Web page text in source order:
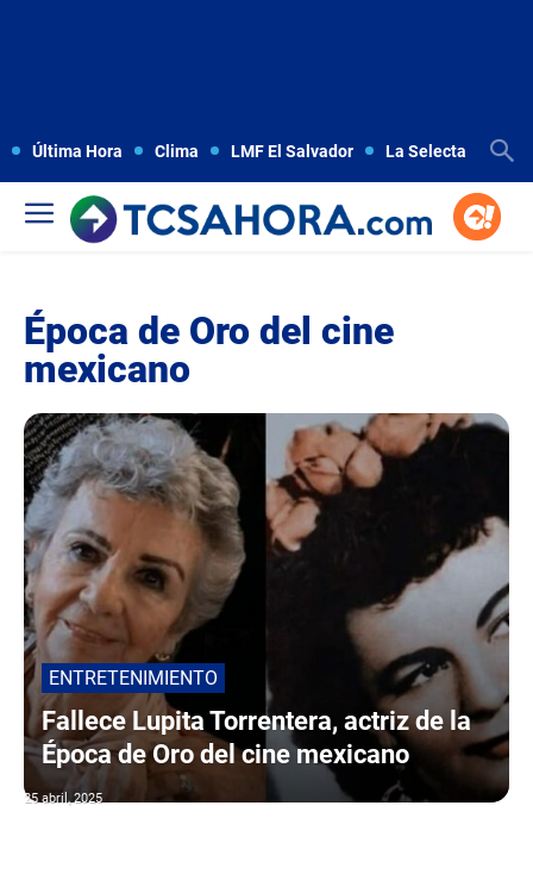
Última Hora Clima LMF El Salvador La Selecta
Época de Oro del cine
mexicano
ENTRETENIMIENTO
Fallece Lupita Torrentera, actriz de la
Época de Oro del cine mexicano
25 abril, 2025